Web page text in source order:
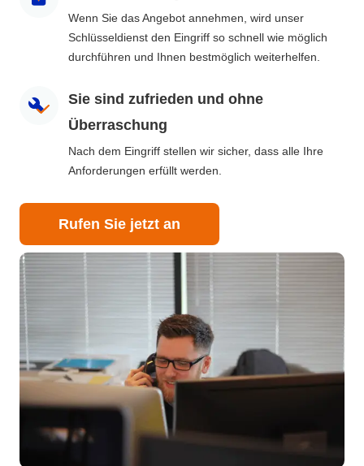
Wenn Sie das Angebot annehmen, wird unser
Schlüsseldienst den Eingriff so schnell wie möglich
durchführen und Ihnen bestmöglich weiterhelfen.
Sie sind zufrieden und ohne
Überraschung
Nach dem Eingriff stellen wir sicher, dass alle Ihre
Anforderungen erfüllt werden.
Rufen Sie jetzt an